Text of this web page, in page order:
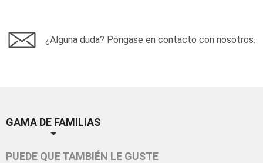
¿Alguna duda? Póngase en contacto con nosotros.
GAMA DE FAMILIAS
PUEDE QUE TAMBIÉN LE GUSTE